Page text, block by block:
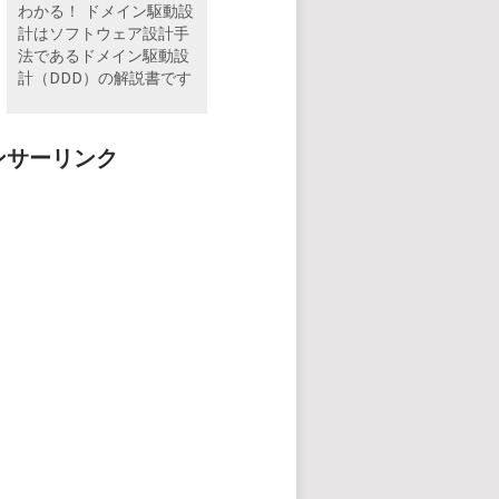
わかる！ ドメイン駆動設
計はソフトウェア設計手
法であるドメイン駆動設
計（DDD）の解説書です
ーリンク